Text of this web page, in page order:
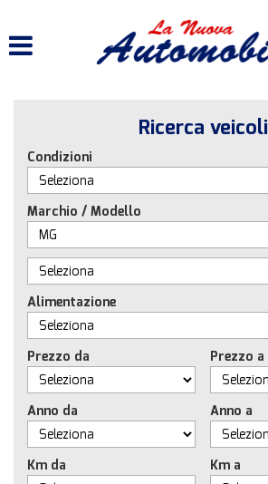
ASSISTENZA
CONTATTI
Ricerca veicoli
Condizioni
Marchio / Modello
Alimentazione
Prezzo da Prezzo a
Anno da Anno a
Km da Km a